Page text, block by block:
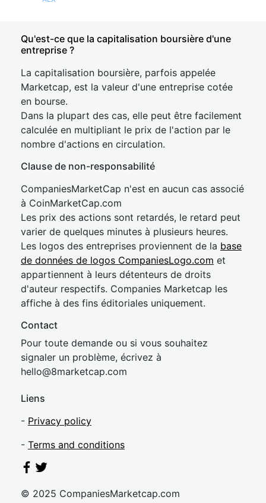
Qu'est-ce que la capitalisation boursière d'une
entreprise ?
La capitalisation boursière, parfois appelée
Marketcap, est la valeur d'une entreprise cotée
en bourse.
Dans la plupart des cas, elle peut être facilement
calculée en multipliant le prix de l'action par le
nombre d'actions en circulation.
Clause de non-responsabilité
CompaniesMarketCap n'est en aucun cas associé
à CoinMarketCap.com
Les prix des actions sont retardés, le retard peut
varier de quelques minutes à plusieurs heures.
Les logos des entreprises proviennent de la base
de données de logos CompaniesLogo.com et
appartiennent à leurs détenteurs de droits
d'auteur respectifs. Companies Marketcap les
affiche à des fins éditoriales uniquement.
Contact
Pour toute demande ou si vous souhaitez
signaler un problème, écrivez à
hello@8marketcap.com
Liens
- Privacy policy
- Terms and conditions
© 2025 CompaniesMarketcap.com